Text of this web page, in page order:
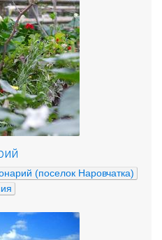
(поселок Наровчатка)